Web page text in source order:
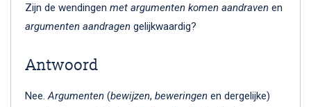
Zijn de wendingen met argumenten komen aandraven en
argumenten aandragen gelijkwaardig?
Antwoord
Nee.Argumenten (bewijzen, beweringen en dergelijke)